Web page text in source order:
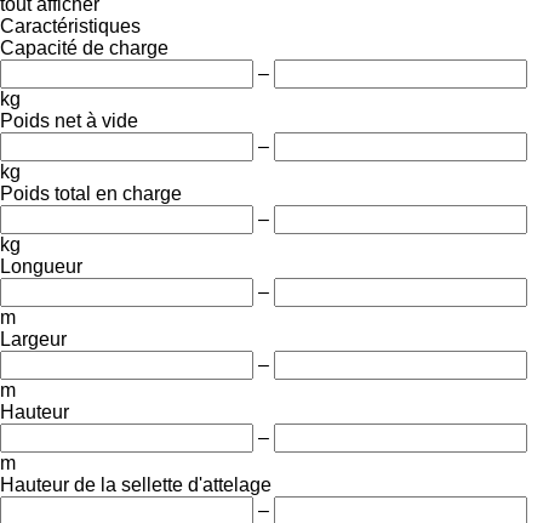
Caractéristiques
Capacité de charge
–
kg
Poids net à vide
–
kg
Poids total en charge
–
kg
Longueur
–
m
Largeur
–
m
Hauteur
–
m
Hauteur de la sellette d'attelage
–